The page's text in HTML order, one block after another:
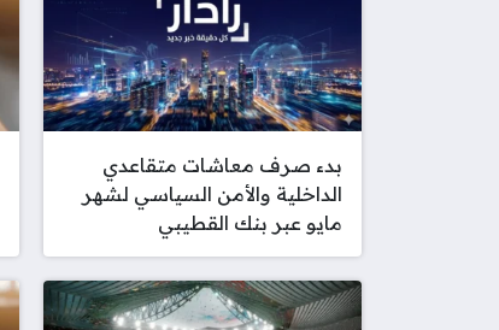
بدء صرف معاشات متقاعدي
الداخلية والأمن السياسي لشهر
مايو عبر بنك القطيبي